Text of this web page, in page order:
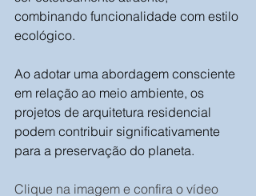
combinando funcionalidade com estilo
ecológico.
Ao adotar uma abordagem consciente
em relação ao meio ambiente, os
projetos de arquitetura residencial
podem contribuir significativamente
para a preservação do planeta.
Clique na imagem e confira o vídeo